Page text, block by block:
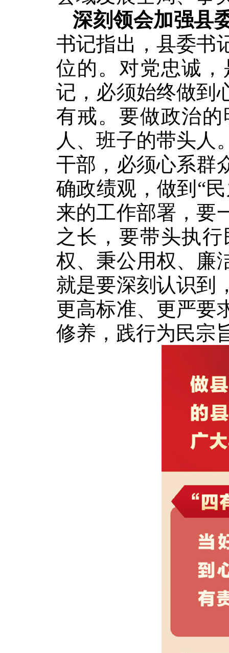
深刻领会加强县
书记指出，县委书
位的。对党忠诚
记，必须始终做到
有戒。要做政治
人、班子的带头人
干部，必须心系群
确政绩观，做到“
来的工作部署，要
之长，要带头执
权、秉公用权、廉
就是要深刻认识到
更高标准、更严要
修养，践行为民宗